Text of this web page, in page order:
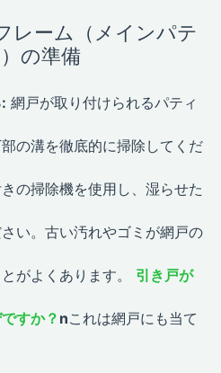
レーム（メインパテ
の準備
網戸が取り付けられるパティ
の溝を徹底的に掃除してくだ
の掃除機を使用し、湿らせた
い。古い汚れやゴミが網戸の
がよくあります。 引き戸が
すか？ nこれは網戸にも当て